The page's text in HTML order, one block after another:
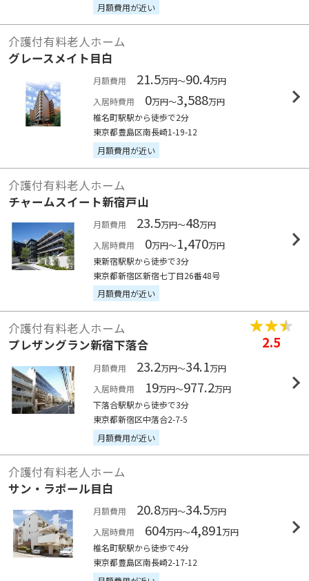
月額費用が近い
介護付有料老人ホーム
グレースメイト目白
月額費用 21.5万円～90.4万円
入居時費用
0万円～3,588万円
椎名町駅駅から徒歩で2分
東京都豊島区南長崎1-19-12
月額費用が近い
介護付有料老人ホーム
チャームスイート新宿戸山
月額費用 23.5万円～48万円
入居時費用
0万円～1,470万円
東新宿駅駅から徒歩で3分
東京都新宿区新宿七丁目26番48号
月額費用が近い
介護付有料老人ホーム
プレザングラン新宿下落合
2.5
月額費用 23.2万円～34.1万円
入居時費用
19万円～977.2万円
下落合駅駅から徒歩で3分
東京都新宿区中落合2-7-5
月額費用が近い
介護付有料老人ホーム
サン・ラポール目白
月額費用 20.8万円～34.5万円
入居時費用
604万円～4,891万円
椎名町駅駅から徒歩で4分
東京都豊島区南長崎2-17-12